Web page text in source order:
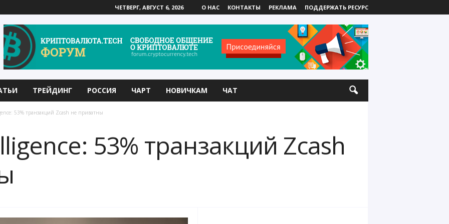
ЧЕТВЕРГ, АВГУСТ 6, 2026 О НАС КОНТАКТЫ РЕКЛАМА ПОДДЕРЖАТЬ РЕСУРС
ТРЕЙДИНГ РОССИЯ ЧАРТ НОВИЧКАМ ЧАТ
53% транзакций Zcash не приватны
53% транзакций Zcash